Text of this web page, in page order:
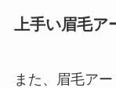
上手い眉毛ア
また、眉毛ア